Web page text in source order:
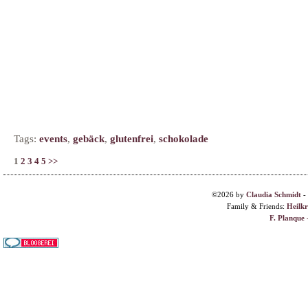
Tags: events, gebäck, glutenfrei, schokolade
1 2 3 4 5 >>
©2026 by Claudia Schmidt -
Family & Friends:
F. Planque